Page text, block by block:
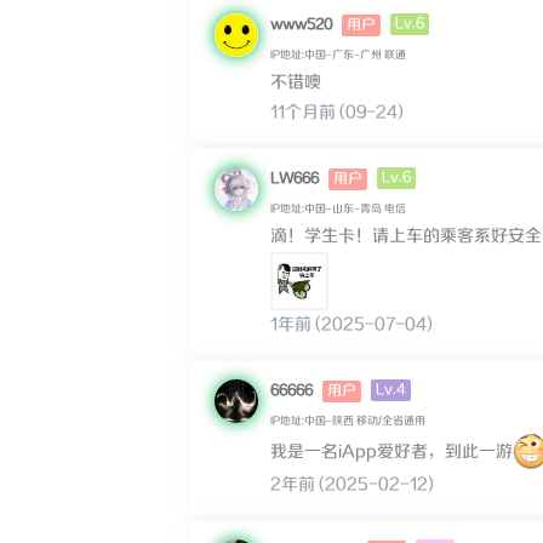
www520 用户 Lv.6
IP地址:中国–广东–广州 联通
不错噢
11个月前 (09-24)
LW666 用户 Lv.6
IP地址:中国–山东–青岛 电信
滴！学生卡！请上车的乘客系好安
1年前 (2025-07-04)
66666 用户 Lv.4
IP地址:中国–陕西 移动/全省通用
我是一名iApp爱好者，到此一游
2年前 (2025-02-12)